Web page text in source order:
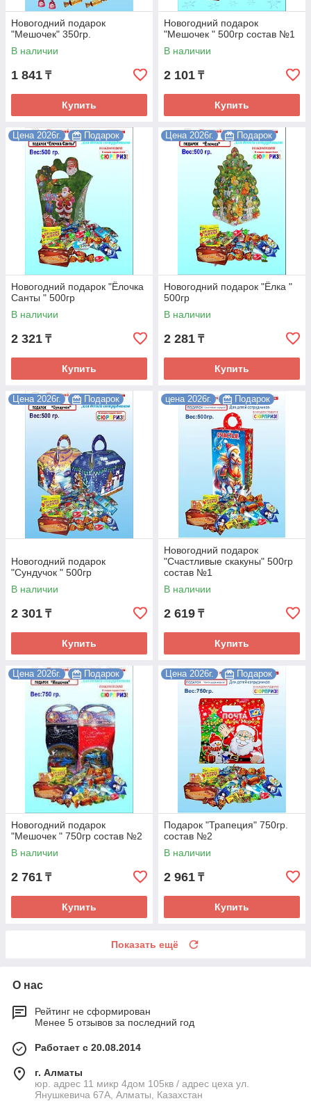
Новогодний подарок
"Мешочек" 350гр.
В наличии
1 841 ₸
Купить
Новогодний подарок
"Мешочек " 500гр состав №1
В наличии
2 101 ₸
Купить
Цена 2026г. Подарок
Новогодний подарок "Ёлочка
Санты " 500гр
В наличии
2 321 ₸
Купить
Цена 2026г. Подарок
Новогодний подарок "Ёлка "
500гр
В наличии
2 281 ₸
Купить
Цена 2026г. Подарок
Новогодний подарок
"Сундучок " 500гр
В наличии
2 301 ₸
Купить
цена 2026г. Подарок
Новогодний подарок
"Счастливые скакуны" 500гр
состав №1
В наличии
2 619 ₸
Купить
Цена 2026г. Подарок
Новогодний подарок
"Мешочек " 750гр состав №2
В наличии
2 761 ₸
Купить
Цена 2026г. Подарок
Подарок "Трапеция" 750гр.
состав №2
В наличии
2 961 ₸
Купить
Показать ещё
О нас
Рейтинг не сформирован
Менее 5 отзывов за последний год
Работает с 20.08.2014
г. Алматы
юр. адрес 11 микр 4дом 105кв / адрес цеха ул.
Янушкевича 67А, Алматы, Казахстан